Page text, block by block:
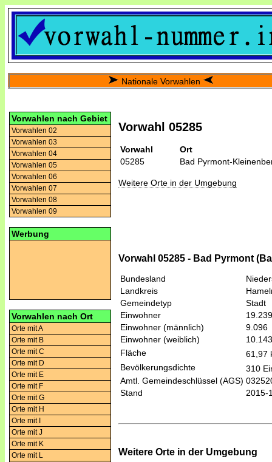
Nationale Vorwahlen
Vorwahlen nach Gebiet
Vorwahlen 02
Vorwahlen 03
Vorwahlen 04
Vorwahlen 05
Vorwahlen 06
Vorwahlen 07
Vorwahlen 08
Vorwahlen 09
Werbung
Vorwahlen nach Ort
Orte mit A
Orte mit B
Orte mit C
Orte mit D
Orte mit E
Orte mit F
Orte mit G
Orte mit H
Orte mit I
Orte mit J
Orte mit K
Orte mit L
Vorwahl 05285
Vorwahl
Ort
05285
Bad Pyrmont-
Weitere Orte in der Umgebung
Vorwahl 05285 - Bad Pyrmont
Bundesland
Landkreis
Gemeindetyp
Stadt
Einwohner
19.239
Einwohner (männlich)
9.096
Einwohner (weiblich)
10.143
Fläche
61,97
Bevölkerungsdichte
310
Amtl. Gemeindeschlüssel (AGS)
Stand
2015-
Weitere Orte in der Umgebung